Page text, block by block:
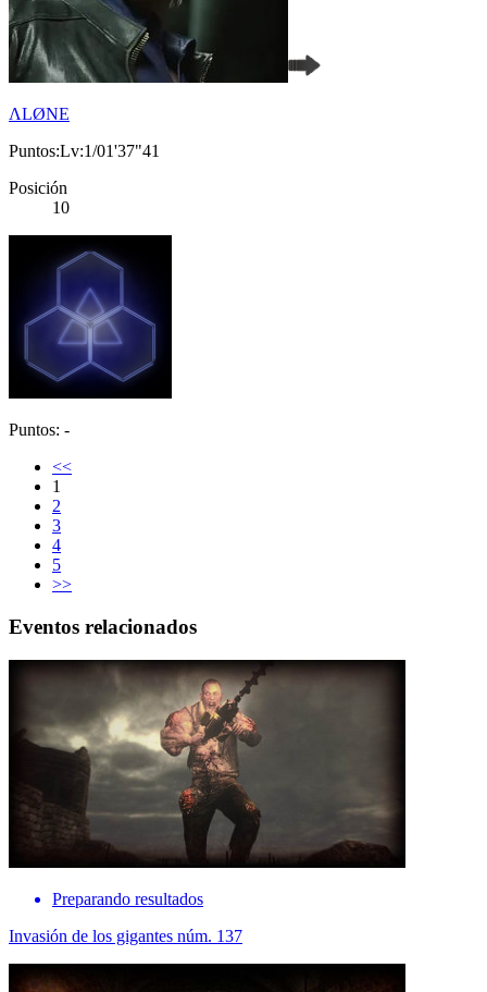
ΛLØNE
Puntos:Lv:1/01'37"41
Posición
10
Puntos: -
<<
1
2
3
4
5
>>
Eventos relacionados
Preparando resultados
Invasión de los gigantes núm. 137